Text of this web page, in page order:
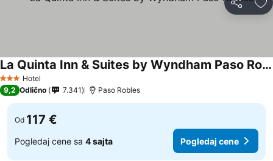
Deli
3 Zvezdice
Hotel
La Quinta Inn & Suites by Wyndham Paso Robles
Pogledaj cene
9,2 Odlično 7.341 Paso Robles
Od 117 €
Pogledaj cene sa 4 sajta Pogledaj cene